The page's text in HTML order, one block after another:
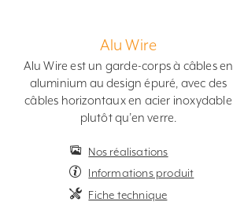
Alu Wire
Alu Wire est un garde-corps à câbles en
aluminium au design épuré, avec des
câbles horizontaux en acier inoxydable
plutôt qu’en verre.
Nos réalisations
Informations produit
Fiche technique